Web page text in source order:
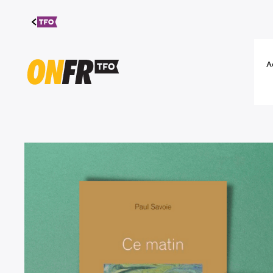
Aller au
contenu